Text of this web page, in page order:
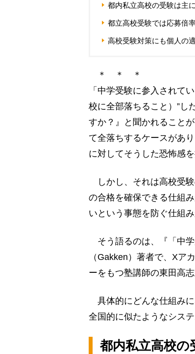
都内私立高校の受験は主
都立高校受験では応募倍
高校受験対策にも個人の
＊ ＊ ＊
「中学受験に参入されて
校に全部落ちること）”
すか？』と聞かれること
て全落ちするケースがあ
に対してそうした恐怖感
しかし、それは高校受
の合格を確保できる仕組
いという事態を防ぐ仕組
そう語るのは、『「中学
（Gakken）著者で、Xア
ーをもつ塾講師の東田高志
具体的にどんな仕組みに
全国的に似たようなシス
都内私立高校の